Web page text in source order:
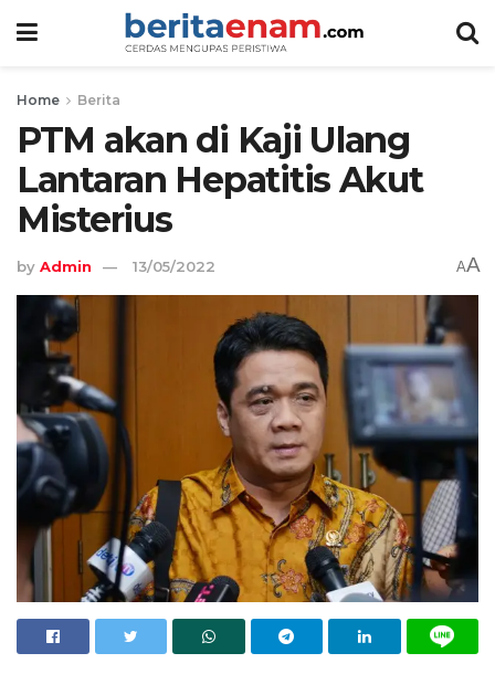
Home Berita
PTM akan di Kaji Ulang
Lantaran Hepatitis Akut
Misterius
by Admin 13/05/2022 AA